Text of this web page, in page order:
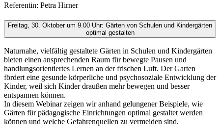
Referentin: Petra Hirner
Freitag, 30. Oktober um 9.00 Uhr: Gärten von Schulen und Kindergärten
optimal gestalten
Naturnahe, vielfältig gestaltete Gärten in Schulen und Kindergärten
bieten einen ansprechenden Raum für bewegte Pausen und
handlungsorientiertes Lernen an der frischen Luft. Der Garten
fördert eine gesunde körperliche und psychosoziale Entwicklung der
Kinder, weil sich Kinder draußen mehr bewegen und besser
entspannen können.
In diesem Webinar zeigen wir anhand gelungener Beispiele, wie
Gärten für pädagogische Einrichtungen optimal gestaltet werden
können und welche Gefahrenquellen zu vermeiden sind.